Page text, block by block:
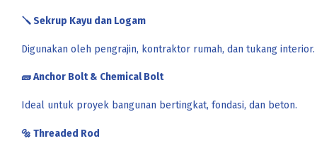
🪛Sekrup Kayu dan Logam
Digunakan oleh pengrajin, kontraktor rumah, dan tukang interior.
🧱Anchor Bolt & Chemical Bolt
Ideal untuk proyek bangunan bertingkat, fondasi, dan beton.
🔩 Threaded Rod